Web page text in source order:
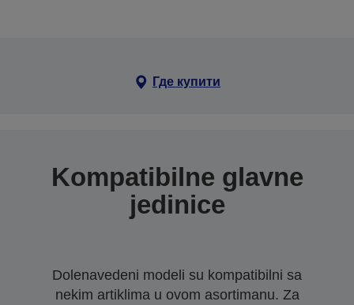
Где купити
Kompatibilne glavne
jedinice
Dolenavedeni modeli su kompatibilni sa
nekim artiklima u ovom asortimanu. Za